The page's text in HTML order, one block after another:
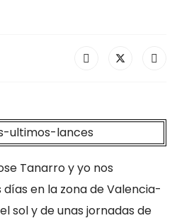
Tanarro y yo nos
en la zona de Valencia-
sol y de unas jornadas de